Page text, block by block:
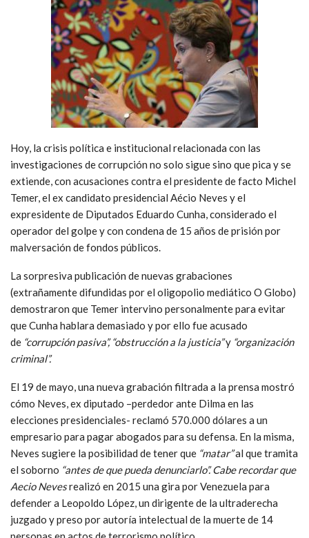
Hoy, la crisis política e institucional relacionada con las
investigaciones de corrupción no solo sigue sino que pica y se
extiende, con acusaciones contra el presidente de facto Michel
Temer, el ex candidato presidencial Aécio Neves y el
expresidente de Diputados Eduardo Cunha, considerado el
operador del golpe y con condena de 15 años de prisión por
malversación de fondos públicos.
La sorpresiva publicación de nuevas grabaciones
(extrañamente difundidas por el oligopolio mediático O Globo)
demostraron que Temer intervino personalmente para evitar
que Cunha hablara demasiado y por ello fue acusado
de “corrupción pasiva”, “obstrucción a la justicia”y “organización
criminal”.
El 19 de mayo, una nueva grabación filtrada a la prensa mostró
cómo Neves, ex diputado –perdedor ante Dilma en las
elecciones presidenciales- reclamó 570.000 dólares a un
empresario para pagar abogados para su defensa. En la misma,
Neves sugiere la posibilidad de tener que “matar”al que tramita
el soborno “antes de que pueda denunciarlo”. Cabe recordar que
Aecio Nevesrealizó en 2015 una gira por Venezuela para
defender a Leopoldo López, un dirigente de la ultraderecha
juzgado y preso por autoría intelectual de la muerte de 14